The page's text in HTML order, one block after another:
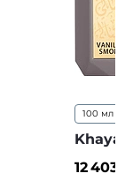
100 мл
Khayali
12 403